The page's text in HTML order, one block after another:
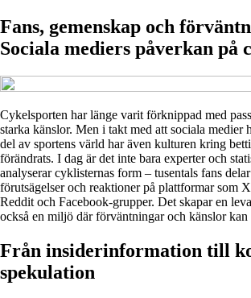
Fans, gemenskap och
Sociala mediers påverkan på
Cykelsporten har länge varit förknippad med
starka känslor. Men i takt med att sociala medier
del av sportens värld har även kulturen kring
förändrats. I dag är det inte bara experter och
analyserar cyklisternas form – tusentals fans
förutsägelser och reaktioner på plattformar som
Reddit och Facebook-grupper. Det skapar en
också en miljö där förväntningar och känslor kan
Från insiderinformation till
spekulation